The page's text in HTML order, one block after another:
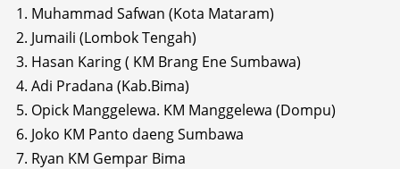
1. Muhammad Safwan (Kota Mataram)
2. Jumaili (Lombok Tengah)
3. Hasan Karing ( KM Brang Ene Sumbawa)
4. Adi Pradana (Kab.Bima)
5. Opick Manggelewa. KM Manggelewa (Dompu)
6. Joko KM Panto daeng Sumbawa
7. Ryan KM Gempar Bima